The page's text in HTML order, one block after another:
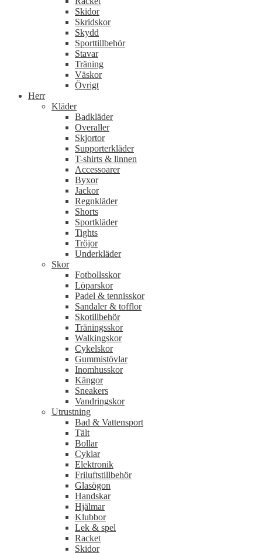
Skidor
Skridskor
Skydd
Sporttillbehör
Stavar
Träning
Väskor
Övrigt
Herr
Kläder
Badkläder
Overaller
Skjortor
Supporterkläder
T-shirts & linnen
Accessoarer
Byxor
Jackor
Regnkläder
Shorts
Sportkläder
Tights
Tröjor
Underkläder
Skor
Fotbollsskor
Löparskor
Padel & tennisskor
Sandaler & tofflor
Skotillbehör
Träningsskor
Walkingskor
Cykelskor
Gummistövlar
Inomhusskor
Kängor
Sneakers
Vandringskor
Utrustning
Bad & Vattensport
Tält
Bollar
Cyklar
Elektronik
Friluftstillbehör
Glasögon
Handskar
Hjälmar
Klubbor
Lek & spel
Racket
Skidor